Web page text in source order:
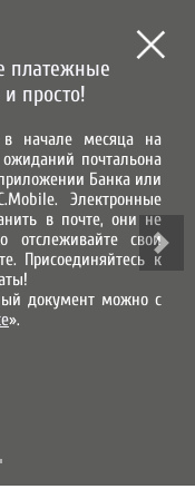
ВХОД В ЛИЧНЫЙ КАБИНЕТ
и
действия с
с
платежные
просто!
в начале месяца на
почтальона
Банка или
Электронные
в почте, они не
свои
Присоединяйтесь к
документ можно с
».